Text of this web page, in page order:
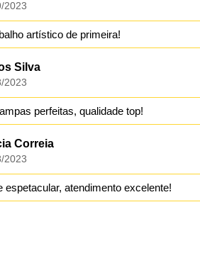
2023
artístico de primeira!
Silva
2023
perfeitas, qualidade top!
Correia
2023
espetacular, atendimento excelente!